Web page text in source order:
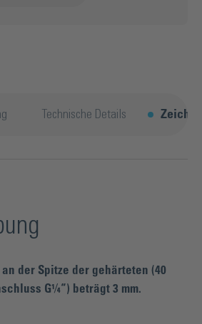
Technische Details
an der Spitze der gehärteten (40
G¼“) beträgt 3 mm.